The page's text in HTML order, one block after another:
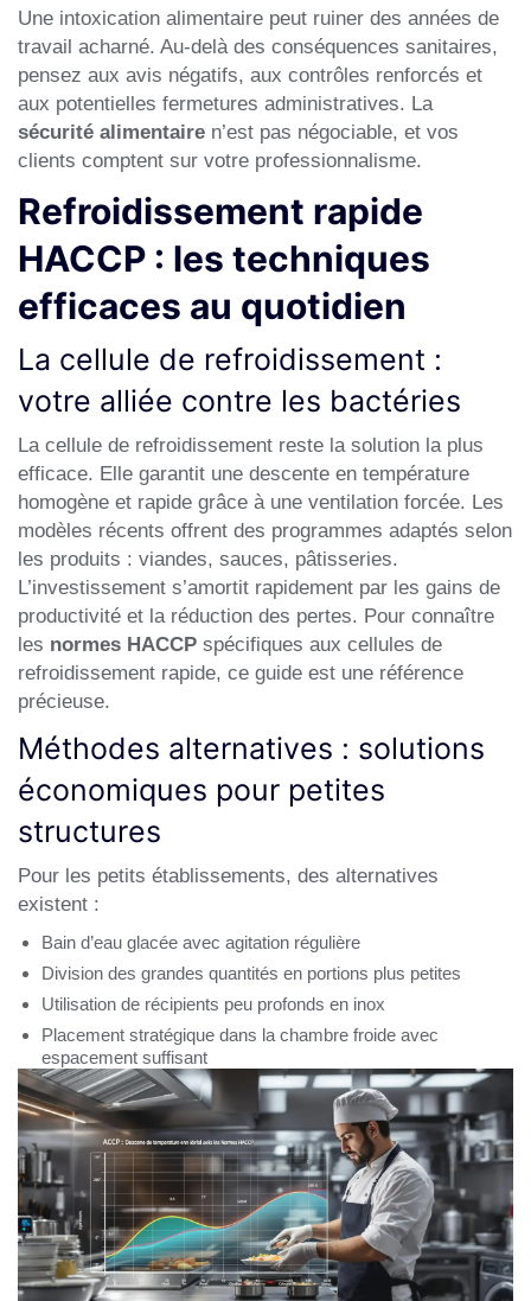
Une intoxication alimentaire peut ruiner des années de
travail acharné. Au-delà des conséquences sanitaires,
pensez aux avis négatifs, aux contrôles renforcés et
aux potentielles fermetures administratives. La
sécurité alimentaire n’est pas négociable, et vos
clients comptent sur votre professionnalisme.
Refroidissement rapide
HACCP : les techniques
efficaces au quotidien
La cellule de refroidissement :
votre alliée contre les bactéries
La cellule de refroidissement reste la solution la plus
efficace. Elle garantit une descente en température
homogène et rapide grâce à une ventilation forcée. Les
modèles récents offrent des programmes adaptés selon
les produits : viandes, sauces, pâtisseries.
L’investissement s’amortit rapidement par les gains de
productivité et la réduction des pertes. Pour connaître
les normes HACCP spécifiques aux cellules de
refroidissement rapide, ce guide est une référence
précieuse.
Méthodes alternatives : solutions
économiques pour petites
structures
Pour les petits établissements, des alternatives
existent :
Bain d’eau glacée avec agitation régulière
Division des grandes quantités en portions plus petites
Utilisation de récipients peu profonds en inox
Placement stratégique dans la chambre froide avec
espacement suffisant